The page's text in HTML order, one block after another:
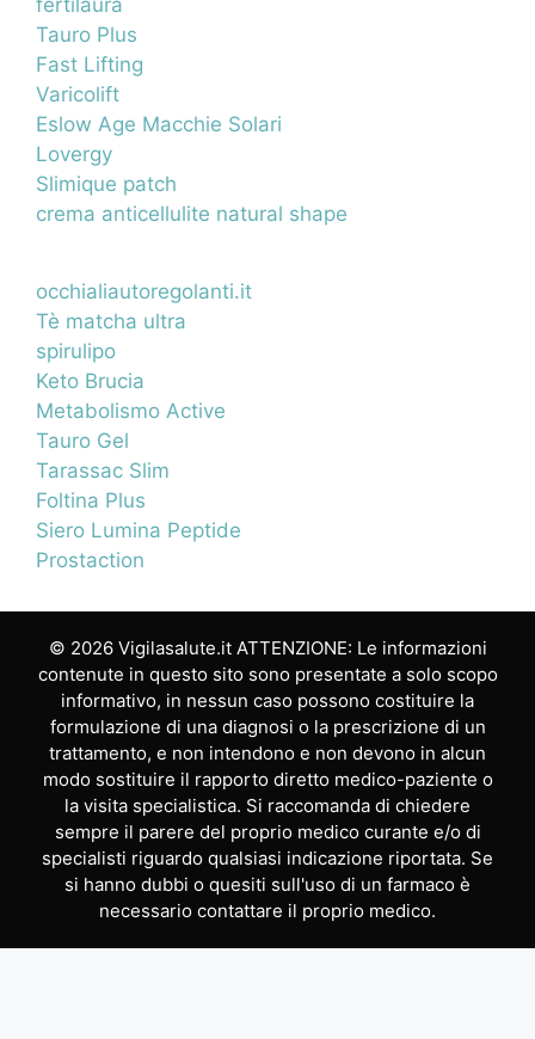
fertilaura
Tauro Plus
Fast Lifting
Varicolift
Eslow Age Macchie Solari
Lovergy
Slimique patch
crema anticellulite natural shape
occhialiautoregolanti.it
Tè matcha ultra
spirulipo
Keto Brucia
Metabolismo Active
Tauro Gel
Tarassac Slim
Foltina Plus
Siero Lumina Peptide
Prostaction
© 2026 Vigilasalute.it ATTENZIONE: Le informazioni
contenute in questo sito sono presentate a solo scopo
informativo, in nessun caso possono costituire la
formulazione di una diagnosi o la prescrizione di un
trattamento, e non intendono e non devono in alcun
modo sostituire il rapporto diretto medico-paziente o
la visita specialistica. Si raccomanda di chiedere
sempre il parere del proprio medico curante e/o di
specialisti riguardo qualsiasi indicazione riportata. Se
si hanno dubbi o quesiti sull'uso di un farmaco è
necessario contattare il proprio medico.